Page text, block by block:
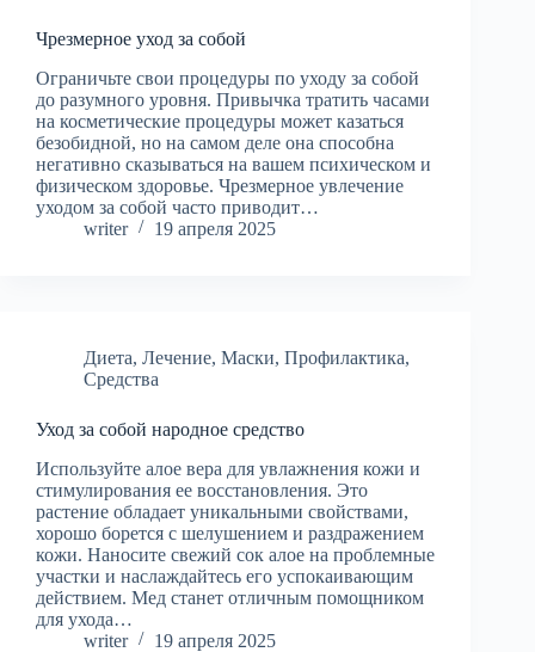
Чрезмерное уход за собой
Ограничьте свои процедуры по уходу за собой
до разумного уровня. Привычка тратить часами
на косметические процедуры может казаться
безобидной, но на самом деле она способна
негативно сказываться на вашем психическом и
физическом здоровье. Чрезмерное увлечение
уходом за собой часто приводит…
writer
19 апреля 2025
Диета, Лечение, Маски, Профилактика,
Средства
Уход за собой народное средство
Используйте алое вера для увлажнения кожи и
стимулирования ее восстановления. Это
растение обладает уникальными свойствами,
хорошо борется с шелушением и раздражением
кожи. Наносите свежий сок алое на проблемные
участки и наслаждайтесь его успокаивающим
действием. Мед станет отличным помощником
для ухода…
writer
19 апреля 2025